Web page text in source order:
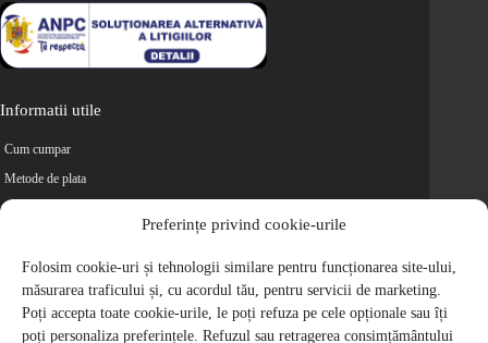
Preferințe privind cookie-urile
Folosim cookie-uri și tehnologii similare pentru funcționarea site-ului,
măsurarea traficului și, cu acordul tău, pentru servicii de marketing.
Poți accepta toate cookie-urile, le poți refuza pe cele opționale sau îți
poți personaliza preferințele. Refuzul sau retragerea consimțământului
Informatii utile
Cum cumpar
Metode de plata
Retur
Cariere
Politica de Confidentialitate